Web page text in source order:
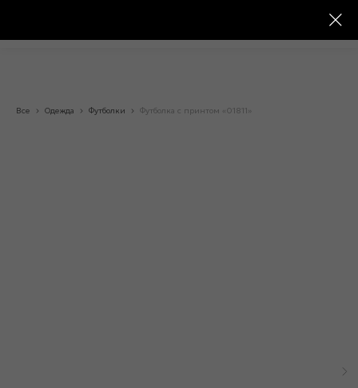
Все Одежда Футболки Футболка с принтом «01811»